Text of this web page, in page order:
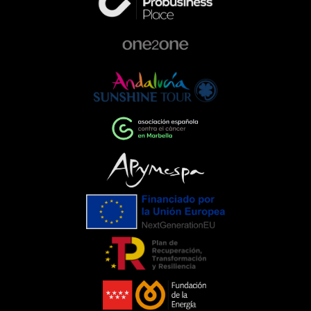
automoción. Queremos ser parte activa
de la comunidad, colaborando con
sociedad más comprometida y más
humana.Empresas que impulsan el
cambioEventos como la Gala de la AECC
ponen de manifiesto el importante
papel que pueden desempeñar las
empresas cuando unen esfuerzos en
torno a una causa común. La
colaboración entre entidades,
organizaciones y ciudadanía demuestra
que, trabajando juntos, es posible
generar un impacto que trasciende el
propio evento.Para C. de Salamanca,